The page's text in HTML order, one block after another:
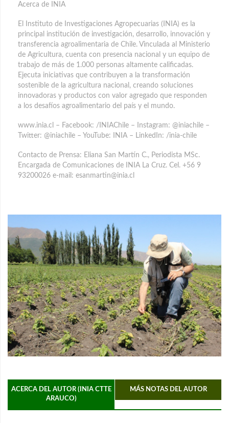
Acerca de INIA
El Instituto de Investigaciones Agropecuarias (INIA) es la
principal institución de investigación, desarrollo, innovación y
transferencia agroalimentaria de Chile. Vinculada al Ministerio
de Agricultura, cuenta con presencia nacional y un equipo de
trabajo de más de 1.000 personas altamente calificadas.
Ejecuta iniciativas que contribuyen a la transformación
sostenible de la agricultura nacional, creando soluciones
innovadoras y productos con valor agregado que responden
a los desafíos agroalimentario del país y el mundo.
www.inia.cl – Facebook: /INIAChile – Instagram: @iniachile –
Twitter: @iniachile – YouTube: INIA – LinkedIn: /inia-chile
Contacto de Prensa: Eliana San Martín C., Periodista MSc.
Encargada de Comunicaciones de INIA La Cruz. Cel. +56 9
93200026 e-mail: esanmartin@inia.cl
ACERCA DEL AUTOR (INIA CTTE
ARAUCO)
MÁS NOTAS DEL AUTOR